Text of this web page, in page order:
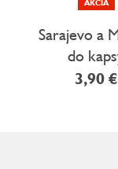
AKCIA
Sarajevo a
do
3,90 €